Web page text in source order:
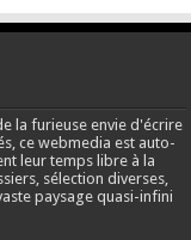
la furieuse envie d'écrire
ce webmedia est auto-
leur temps libre à la
sélection diverses,
paysage quasi-infini